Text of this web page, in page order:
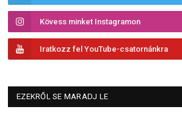
Kövess minket Instagramon
Iratkozz fel YouTube-csatornánkra
EZEKRŐL SE MARADJ LE